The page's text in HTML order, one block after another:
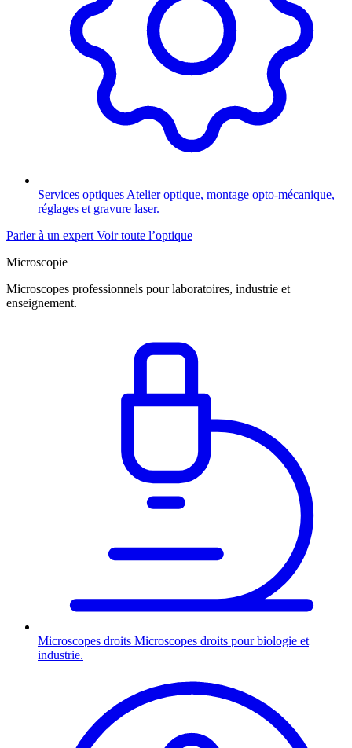
Services optiques Atelier optique, montage opto-mécanique,
réglages et gravure laser.
Parler à un expert Voir toute l’optique
Microscopie
Microscopes professionnels pour laboratoires, industrie et
enseignement.
Microscopes droits Microscopes droits pour biologie et
industrie.